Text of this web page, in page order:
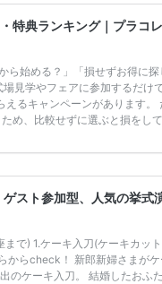
特典ランキング｜プラコ
ら始める？」「損せずお得に探
見学やフェアに参加するだけ
るキャンペーンがあります。
め、比較せずに選ぶと損をし
イト：プラコレ、ゼクシィ、
」か、体験型 […]続きを読む
スト参加型、人気の挙式
で) 1.ケーキ入刀(ケーキカッ
からcheck！ 新郎新婦さまがケ
のケーキ入刀。 結婚したおふ